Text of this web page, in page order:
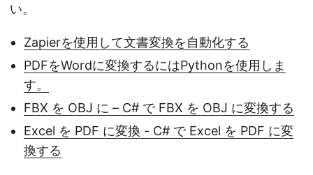
い。
Zapierを使用して文書変換を自動化する
PDFをWordに変換するにはPythonを使用しま
す。
FBX を OBJ に – C# で FBX を OBJ に変換する
Excel を PDF に変換 - C# で Excel を PDF に変
換する